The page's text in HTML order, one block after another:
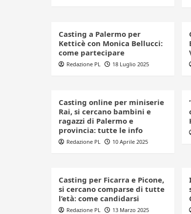
Casting a Palermo per
Ketticè con Monica Bellucci:
come partecipare
Redazione PL 18 Luglio 2025
Casting online per miniserie
Rai, si cercano bambini e
ragazzi di Palermo e
provincia: tutte le info
Redazione PL 10 Aprile 2025
Casting per Ficarra e Picone,
si cercano comparse di tutte
l’età: come candidarsi
Redazione PL 13 Marzo 2025